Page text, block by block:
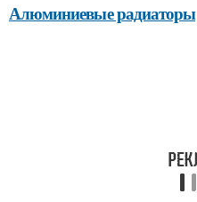
Алюминиевые радиаторы